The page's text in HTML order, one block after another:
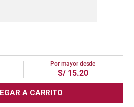
Por mayor desde
S/ 15.20
A CARRITO